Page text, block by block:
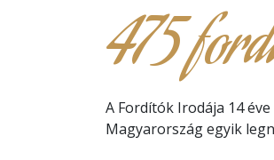
475
A Fordítók Irodája 14
Magyarország egyik